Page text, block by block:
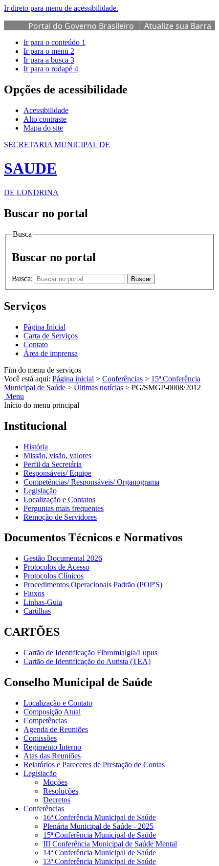
Ir direto para menu de acessibilidade.
Portal do Governo Brasileiro
Atualize sua Barra
de Governo
Ir para o conteúdo 1
Ir para o menu 2
Ir para a busca 3
Ir para o rodapé 4
Opções de acessibilidade
Acessibilidade
Alto contraste
Mapa do site
SECRETARIA MUNICIPAL DE
SAUDE
DE LONDRINA
Buscar no portal
Busca
Buscar no portal
Busca: Buscar
Serviços
Página Inicial
Carta de Serviços
Contato
Área de imprensa
Fim do menu de serviços
Você está aqui: Página inicial > Conferências > 15ª Conferência
Municipal de Saúde > Últimas notícias > PG/SMGP-0008/2012
Menu
Início do menu principal
Institucional
História
Missão, visão, valores
Perfil da Secretária
Responsáveis/ Equipe
Competências/ Responsáveis/ Organograma
Legislação
Localização e Contatos
Perguntas mais frequentes
Remoção de Servidores
Documentos Técnicos e Normativos
Gestão Documental 2026
Protocolos de Acesso
Protocolos Clínicos
Procedimentos Operacionais Padrão (POP'S)
Fluxos
Linhas-Guia
Cartilhas
CARTÕES
Cartão de Identificação Fibromialgia/Lupus
Cartão de Identificação do Autista (TEA)
Conselho Municipal de Saúde
Localização e Contato
Composição Atual
Competências
Agenda de Reuniões
Comissões
Regimento Interno
Atas das Reuniões
Relatórios e Pareceres de Prestação de Contas
Legislação
Moções
Resoluções
Decretos
Conferências
16ª Conferência Municipal de Saúde
Plenária Municipal de Saúde - 2025
15ª Conferência Municipal de Saúde
III Conferência Municipal de Saúde Mental
14ª Conferência Municipal de Saúde
13ª Conferência Municipal de Saúde